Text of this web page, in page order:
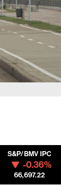
S&P/BMV IPC
-0.36%
66,697.22